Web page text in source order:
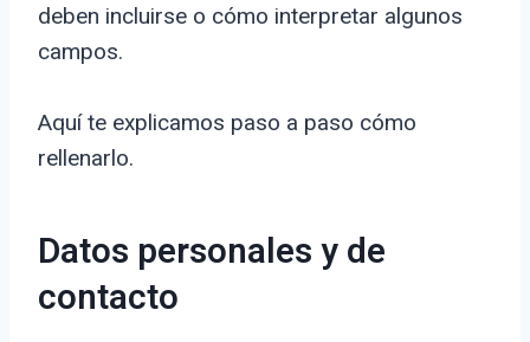
deben incluirse o cómo interpretar algunos
campos.
Aquí te explicamos paso a paso cómo
rellenarlo.
Datos personales y de
contacto